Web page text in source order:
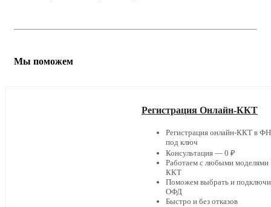
Мы поможем
Регистрация Онлайн-ККТ
Регистрация онлайн-ККТ в
под ключ
Консультация — 0 ₽
Работаем с любыми моделями
ККТ
Поможем выбрать и
ОФД
Быстро и без отказов